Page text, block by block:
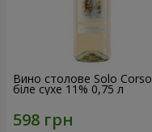
Вино столове Solo Corso
біле сухе 11% 0,75 л